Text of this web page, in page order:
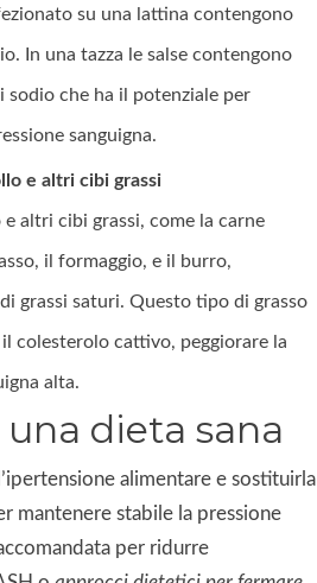
su una lattina contengono
In una tazza le salse contengono
sodio che ha il potenziale per
sanguigna.
e altri cibi grassi
e altri cibi grassi, come la carne
il formaggio, e il burro,
grassi saturi. Questo tipo di grasso
colesterolo cattivo, peggiorare la
alta.
dieta sana
alimentare e sostituirla
mantenere stabile la pressione
per ridurre